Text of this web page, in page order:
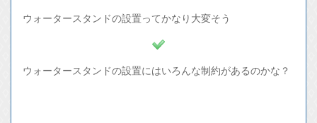
ウォータースタンドの設置ってかなり大変そう
ウォータースタンドの設置にはいろんな制約があるのかな？